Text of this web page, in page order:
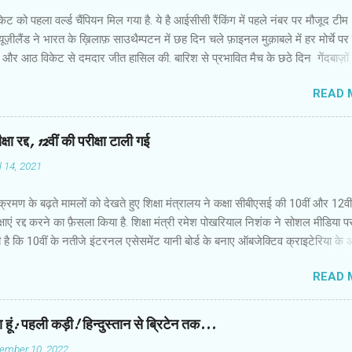
को पहला वर्ल्ड चैंपियन मिल गया है. ये है आईसीसी रैंकिंग में पहले नंबर पर मौजूद टीम
ने भारत के ख़िलाफ़ साउथैम्पटन में छह दिन चले फ़ाइनल मुक़ाबले में हर मोर्चे पर
और आठ विकेट से दमदार जीत हासिल की. बारिश से प्रभावित मैच के छठे दिन गेंदबाज़ों
में इतिहास रच दिया . जीत के हीरो रहे कप्तान विलियमसन ने हाफ सेंचुरी जमाई. वो 89
नाबाद रहे. चौका जमाकर जीत पक्की करने वाले टेलर ने नाबाद 47 रन बनाए.
का खेल बर्बाद होने के कारण मैच का नतीजा छठे दिन निकला. भारत ने न्यूज़ीलैंड को
की चुनौती दी थी. स्पिनर आर अश्विन ने न्यूज़ीलैंड के स्पिनरों को सस्ते में पैवेलियन भेज
और टेलर ने भारत की उम्मीदों पर पानी फेर दिया. न्यूज़ीलैंड की पारी के 31वें ओवर
READ
रद्द, 12वीं की परीक्षा टाली गई
14, 2021
के बढ़ते मामलों को देखते हुए शिक्षा मंत्रालय ने कक्षा सीबीएसई की 10वीं और 12वीं
रद्द करने का फ़ैसला किया है. शिक्षा मंत्री रमेश पोखरियाल निशंक ने सोशल मीडिया
है कि 10वीं के नतीजे इंटरनल एसेसमेंट यानी बोर्ड के बनाए ऑबजेक्टिव क्राइटेरिया के
किया जाएगा. मंत्रालय का कहना है कि इसके लिए एक जून को एक बार फिर स्थिति की
सीबीएसई की परीक्षाएं 4 मई से 14 जून को होने वाली थीं. छोड़िए Twitter पोस्ट, 1
1
READ
हूं: पहली कड़ी! हिन्दुस्तान से ब्रिटेन तक...
10, 2022